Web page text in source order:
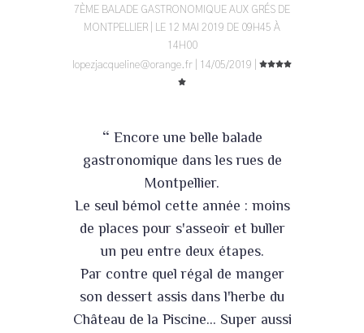
7ÈME BALADE GASTRONOMIQUE AUX GRÉS DE
MONTPELLIER | LE 12 MAI 2019 DE 09H45 À
14H00
lopezjacqueline@orange.fr | 14/05/2019 |
“ Encore une belle balade
gastronomique dans les rues de
Montpellier.
Le seul bémol cette année : moins
de places pour s'asseoir et buller
un peu entre deux étapes.
Par contre quel régal de manger
son dessert assis dans l'herbe du
Château de la Piscine... Super aussi